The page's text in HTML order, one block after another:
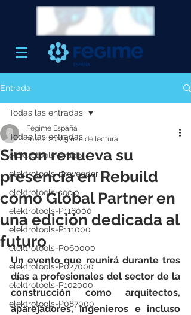
Entrada
Todas las entradas
elektrotools-grupo
elektrotools-proveedor
elektrotools-socio
elektrotools-P118000
elektrotools-P111000
elektrotools-P060000
elektrotools-P027000
elektrotools-P102000
elektrotools-P087000
Todas las entradas
Simon renueva su
presencia en Rebuild
como Global Partner en
una edición dedicada al
futuro
Fegime España
26 abr 20225 min de lectura
Un evento que reunirá durante tres
días a profesionales del sector de la
construcción como arquitectos,
aparejadores, ingenieros e incluso